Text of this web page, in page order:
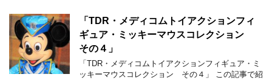
「TDR・メディコムトイアクションフィ
ギュア・ミッキーマウスコレクション
その４」
「TDR・メディコムトイアクションフィギュア・ミ
ッキーマウスコレクション その４」 この記事で紹